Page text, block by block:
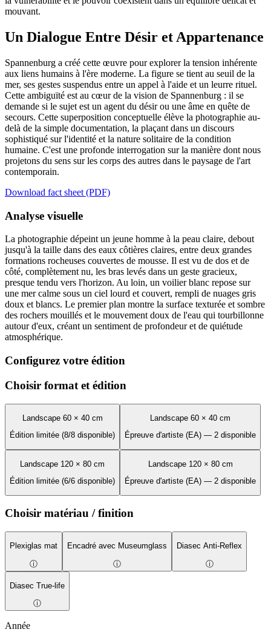
mouvant.
Un Dialogue Entre Désir et Appartenance
Spannenburg a créé cette œuvre pour explorer la tension inhérente
aux liens humains à l'ère moderne. La figure se tient au seuil de la
mer, ses gestes suspendus entre un appel à l'aide et un leurre rituel.
Cette ambiguïté est au cœur de la vision de Spannenburg : il se
demande si le sujet est un agent du désir ou une âme en quête de
secours. Cette superposition conceptuelle élève la photographie au-
delà de la simple documentation, la plaçant dans un discours
sophistiqué sur l'identité et la nature solitaire de la condition
humaine. C'est une profonde interrogation sur la manière dont nous
projetons du sens sur les corps des autres dans le paysage de l'art
contemporain.
Download fact sheet (PDF)
Analyse visuelle
La photographie dépeint un jeune homme à la peau claire, debout
jusqu'à la taille dans des eaux côtières claires, entre deux grandes
formations rocheuses couvertes de mousse. Il est vu de dos et de
côté, complètement nu, les bras levés dans un geste gracieux,
presque tendu vers l'horizon. Au loin, un voilier blanc repose sur
une mer calme sous un ciel lourd et couvert, rempli de nuages gris
doux et blancs. Le premier plan montre la surface texturée et sombre
des rochers mouillés et le mouvement doux de l'eau qui tourbillonne
autour d'eux, créant un sentiment de profondeur et de quiétude
atmosphérique.
Configurez votre édition
Choisir format et édition
Landscape 60 × 40 cm
Édition limitée (8/8 disponible)
Landscape 60 × 40 cm
Épreuve d'artiste (EA) — 2 disponible
Landscape 120 × 80 cm
Édition limitée (6/6 disponible)
Landscape 120 × 80 cm
Épreuve d'artiste (EA) — 2 disponible
Choisir matériau / finition
Plexiglas mat
ⓘ
Encadré avec Museumglass
ⓘ
Diasec Anti-Reflex
ⓘ
Diasec True-life
ⓘ
Année